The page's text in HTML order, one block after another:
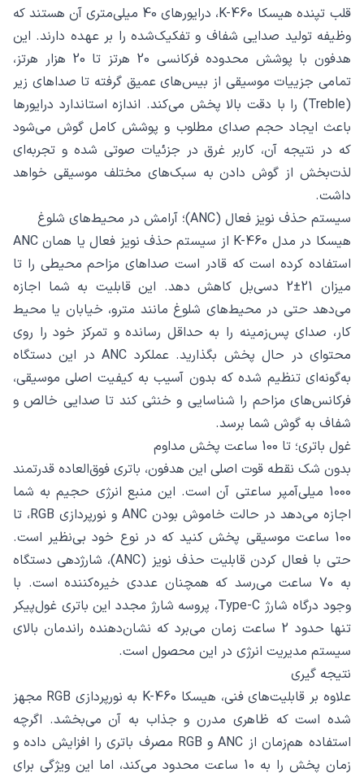
قلب تپنده هیسکا K-460، درایورهای 40 میلی‌متری آن هستند که
وظیفه تولید صدایی شفاف و تفکیک‌شده را بر عهده دارند. این
هدفون با پوشش محدوده فرکانسی 20 هرتز تا 20 هزار هرتز،
تمامی جزییات موسیقی از بیس‌های عمیق گرفته تا صداهای زیر
(Treble) را با دقت بالا پخش می‌کند. اندازه استاندارد درایورها
باعث ایجاد حجم صدای مطلوب و پوشش کامل گوش می‌شود
که در نتیجه آن، کاربر غرق در جزئیات صوتی شده و تجربه‌ای
لذت‌بخش از گوش دادن به سبک‌های مختلف موسیقی خواهد
داشت.
سیستم حذف نویز فعال (ANC)؛ آرامش در محیط‌های شلوغ
هیسکا در مدل K-460 از سیستم حذف نویز فعال یا همان ANC
استفاده کرده است که قادر است صداهای مزاحم محیطی را تا
میزان 21±2 دسی‌بل کاهش دهد. این قابلیت به شما اجازه
می‌دهد حتی در محیط‌های شلوغ مانند مترو، خیابان یا محیط
کار، صدای پس‌زمینه را به حداقل رسانده و تمرکز خود را روی
محتوای در حال پخش بگذارید. عملکرد ANC در این دستگاه
به‌گونه‌ای تنظیم شده که بدون آسیب به کیفیت اصلی موسیقی،
فرکانس‌های مزاحم را شناسایی و خنثی کند تا صدایی خالص و
شفاف به گوش شما برسد.
غول باتری؛ تا 100 ساعت پخش مداوم
بدون شک نقطه قوت اصلی این هدفون، باتری فوق‌العاده قدرتمند
1000 میلی‌آمپر ساعتی آن است. این منبع انرژی حجیم به شما
اجازه می‌دهد در حالت خاموش بودن ANC و نورپردازی RGB، تا
100 ساعت موسیقی پخش کنید که در نوع خود بی‌نظیر است.
حتی با فعال کردن قابلیت حذف نویز (ANC)، شارژدهی دستگاه
به 70 ساعت می‌رسد که همچنان عددی خیره‌کننده است. با
وجود درگاه شارژ Type-C، پروسه شارژ مجدد این باتری غول‌پیکر
تنها حدود 2 ساعت زمان می‌برد که نشان‌دهنده راندمان بالای
سیستم مدیریت انرژی در این محصول است.
نتیجه گیری
علاوه بر قابلیت‌های فنی، هیسکا K-460 به نورپردازی RGB مجهز
شده است که ظاهری مدرن و جذاب به آن می‌بخشد. اگرچه
استفاده هم‌زمان از ANC و RGB مصرف باتری را افزایش داده و
زمان پخش را به 10 ساعت محدود می‌کند، اما این ویژگی برای